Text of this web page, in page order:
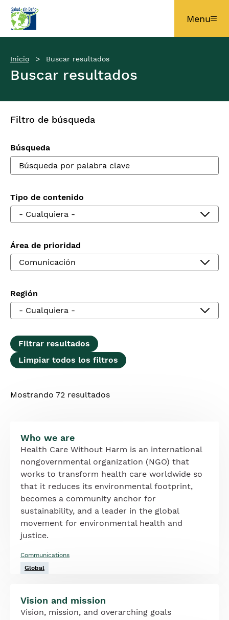
Pasar al contenido principal
Menu
Inicio Buscar resultados
Buscar resultados
Filtro de búsqueda
Búsqueda
Tipo de contenido
Área de prioridad
Región
Mostrando 72 resultados
Who we are
Health Care Without Harm is an international
nongovernmental organization (NGO) that
works to transform health care worldwide so
that it reduces its environmental footprint,
becomes a community anchor for
sustainability, and a leader in the global
movement for environmental health and
justice.
Communications
Global
Vision and mission
Vision, mission, and overarching goals